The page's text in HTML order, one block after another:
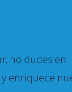
no dudes en
enriquece